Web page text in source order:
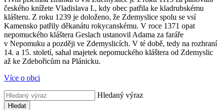
českého knížete Vladislava I., kdy obec patřila ke kladrubskému
klášteru. Z roku 1239 je doloženo, že Zdemyslice spolu se vsí
Kamensko patřily děkanátu rokycanskému. V roce 1371 opat
nepomuckého kláštera Geslach ustanovil Adama za faráře
v Nepomuku a později ve Zdemyslicích. V té době, tedy na rozhraní
14. a 15. století, sahal majetek nepomuckého kláštera od Zdemyslic
až ke Zdebořicům na Plánicku.
Více o obci
Hledaný výraz
Hledat